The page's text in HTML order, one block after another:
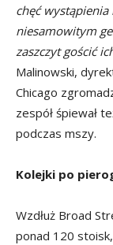
chęć
niesamowitym
zaszczyt gościć
Malinowski,
Chicago
zespół śpiewał
podczas mszy.
Kolejki po
Wzdłuż Broad
ponad 120